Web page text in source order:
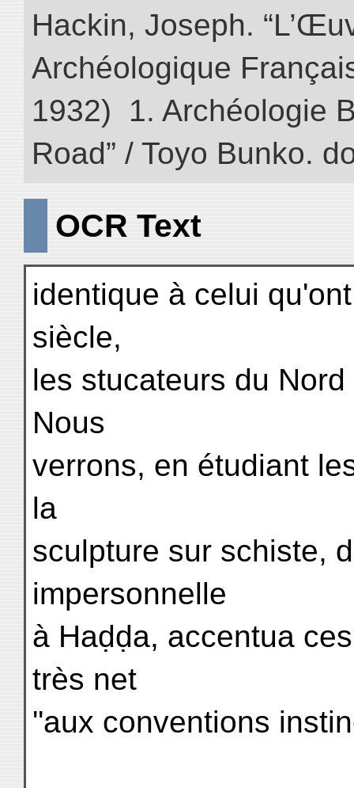
Hackin, Joseph.
Archéologique
1932) 1. Archéologie
Road” / Toyo Bunko.
OCR Text
identique à celui
siècle,
les stucateurs du
Nous
verrons, en étudiant
la
sculpture sur schiste,
impersonnelle
à Haḍḍa, accentua
très net
''aux conventions